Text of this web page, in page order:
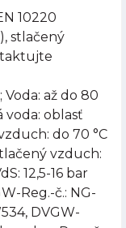
10220
stlačený
Voda: až do 80
voda: oblasť
do 70 °C
vzduch:
12,5-16 bar
Reg.-č.: NG-
DVGW-